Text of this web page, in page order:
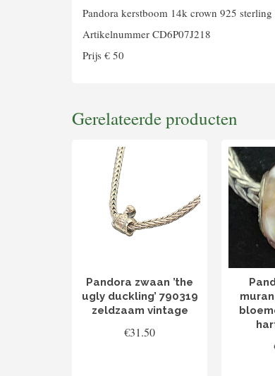
Pandora kerstboom 14k crown 925
Artikelnummer CD6P07J218
Prijs € 50
Gerelateerde producten
Pandora zwaan ’the
ugly duckling’ 790319
zeldzaam vintage
€31.50